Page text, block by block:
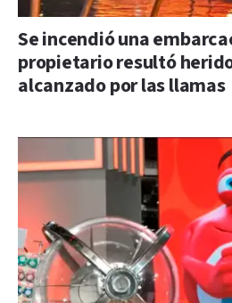
Se incendió una
propietario resultó
alcanzado por las llamas